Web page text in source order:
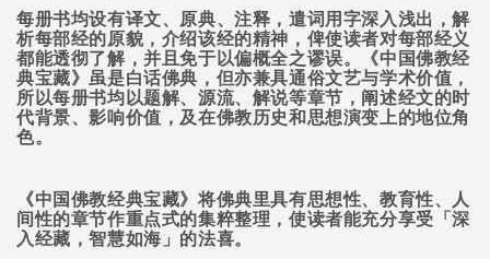
每册书均设有译文、原典、注释，遣词用字深入浅出，解
析每部经的原貌，介绍该经的精神，俾使读者对每部经义
都能透彻了解，并且免于以偏概全之谬误。《中国佛教经
典宝藏》虽是白话佛典，但亦兼具通俗文艺与学术价值，
所以每册书均以题解、源流、解说等章节，阐述经文的时
代背景、影响价值，及在佛教历史和思想演变上的地位角
色。
《中国佛教经典宝藏》将佛典里具有思想性、教育性、人
间性的章节作重点式的集粹整理，使读者能充分享受「深
入经藏，智慧如海」的法喜。